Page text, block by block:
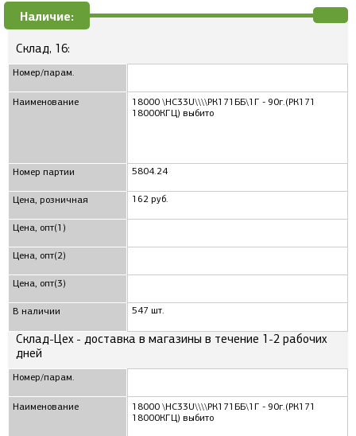
Наличие:
Склад, 16:
Номер/парам.
Наименование
Номер партии
Цена, розничная
Цена, опт(1)
Цена, опт(2)
Цена, опт(3)
В наличии
18000 \HC33U\\\\РК171ББ\1Г - 90г.(РК171
18000КГЦ) выбито
5804.24
162 руб.
547 шт.
Склад-Цех - доставка в магазины в течение 1-2 рабочих
дней
Номер/парам.
Наименование
18000 \HC33U\\\\РК171ББ\1Г - 90г.(РК171
18000КГЦ) выбито